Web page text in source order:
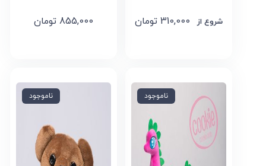
310,000 تومان 855,000 تومان
ناموجود ناموجود